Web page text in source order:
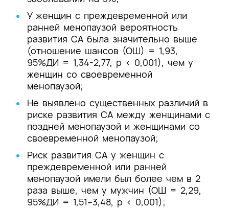
У женщин с преждевременной или
ранней менопаузой вероятность
развития СА была значительно выше
(отношение шансов (ОШ) = 1,93,
95%ДИ = 1,34-2,77, р < 0,001), чем у
женщин со своевременной
менопаузой;
Не выявлено существенных различий в
риске развития СА между женщинами с
поздней менопаузой и женщинами со
своевременной менопаузой;
Риск развития СА у женщин с
преждевременной или ранней
менопаузой имели был более чем в 2
раза выше, чем у мужчин (ОШ = 2,29,
95%ДИ = 1,51–3,48, р < 0,001);